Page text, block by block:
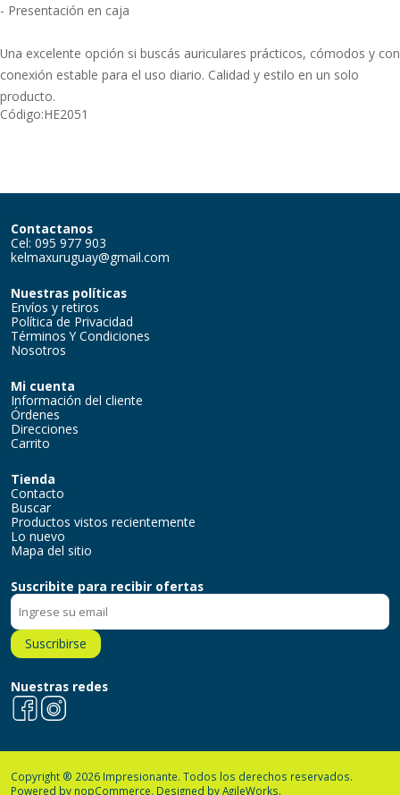
- Presentación en caja
Una excelente opción si buscás auriculares prácticos, cómodos y con
conexión estable para el uso diario. Calidad y estilo en un solo
producto.
Código:HE2051
Contactanos
Cel: 095 977 903
kelmaxuruguay@gmail.com
Nuestras políticas
Envíos y retiros
Política de Privacidad
Términos Y Condiciones
Nosotros
Mi cuenta
Información del cliente
Órdenes
Direcciones
Carrito
Tienda
Contacto
Buscar
Productos vistos recientemente
Lo nuevo
Mapa del sitio
Suscribite para recibir ofertas
Suscribirse
Nuestras redes
FacebookInstagram
Copyright ® 2026 Impresionante. Todos los derechos reservados.
Powered by nopCommerce. Designed byAgileWorks.